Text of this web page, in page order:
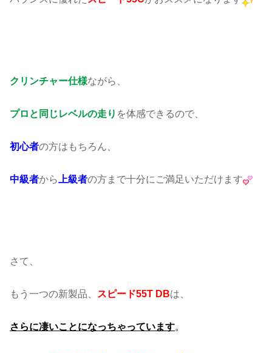
クリンチャー仕様ながら、
プロと同じレベルの走り を体感できるので、
初心者の方はもちろん、
中級者から 上級者の方まで十分にご満足いただけます
さて、
もう一つの新製品、 スピード55T DBは、
さらに凄いことになっちゃっています。